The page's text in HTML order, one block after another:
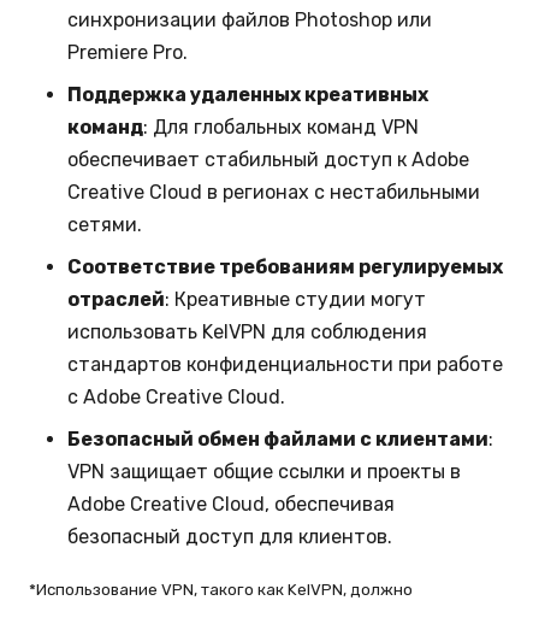
синхронизации файлов Photoshop или
Premiere Pro.
Поддержка удаленных креативных
команд: Для глобальных команд VPN
обеспечивает стабильный доступ к Adobe
Creative Cloud в регионах с нестабильными
сетями.
Соответствие требованиям регулируемых
отраслей: Креативные студии могут
использовать KelVPN для соблюдения
стандартов конфиденциальности при работе
с Adobe Creative Cloud.
Безопасный обмен файлами с клиентами:
VPN защищает общие ссылки и проекты в
Adobe Creative Cloud, обеспечивая
безопасный доступ для клиентов.
*Использование VPN, такого как KelVPN, должно